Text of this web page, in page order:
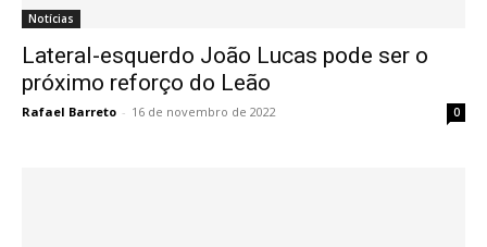
Notícias
Lateral-esquerdo João Lucas pode ser o
próximo reforço do Leão
Rafael Barreto - 16 de novembro de 2022 0